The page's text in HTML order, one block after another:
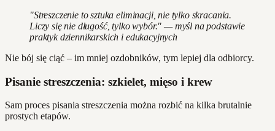
"Streszczenie to sztuka eliminacji, nie tylko skracania.
Liczy się nie długość, tylko wybór." — myśl na podstawie
praktyk dziennikarskich i edukacyjnych
Nie bój się ciąć – im mniej ozdobników, tym lepiej dla odbiorcy.
Pisanie streszczenia: szkielet, mięso i krew
Sam proces pisania streszczenia można rozbić na kilka brutalnie
prostych etapów.